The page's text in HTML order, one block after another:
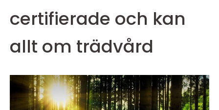
certifierade och kan
allt om trädvård